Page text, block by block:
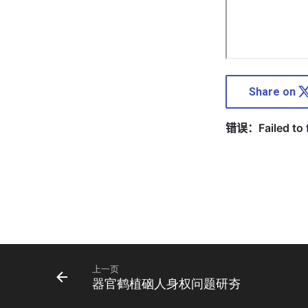
Share on
上一页
器官鹤植硇人身权问题研夯